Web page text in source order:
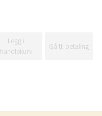
k
Legg i
handlekurv
Gå til betaling